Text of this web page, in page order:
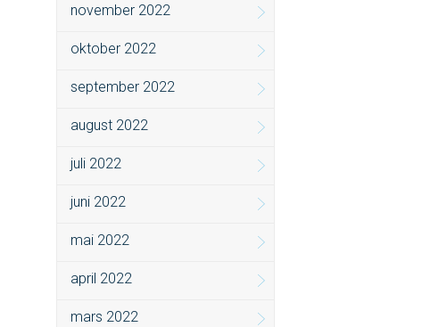
november 2022
oktober 2022
september 2022
august 2022
juli 2022
juni 2022
mai 2022
april 2022
mars 2022